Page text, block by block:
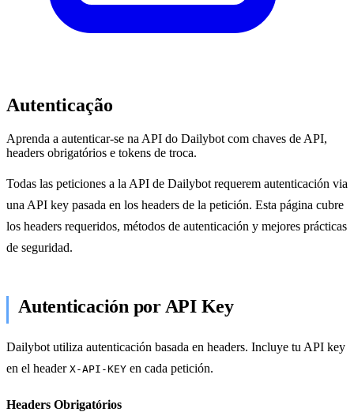
Autenticação
Aprenda a autenticar-se na API do Dailybot com chaves de API,
headers obrigatórios e tokens de troca.
Todas las peticiones a la API de Dailybot requerem autenticación via
una API key pasada en los headers de la petición. Esta página cubre
los headers requeridos, métodos de autenticación y mejores prácticas
de seguridad.
Autenticación por API Key
Dailybot utiliza autenticación basada en headers. Incluye tu API key
en el header X-API-KEY en cada petición.
Headers Obrigatórios